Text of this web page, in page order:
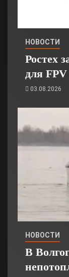
НОВОСТИ
Ростех
для FPV
03.08.2026
НОВОСТИ
В